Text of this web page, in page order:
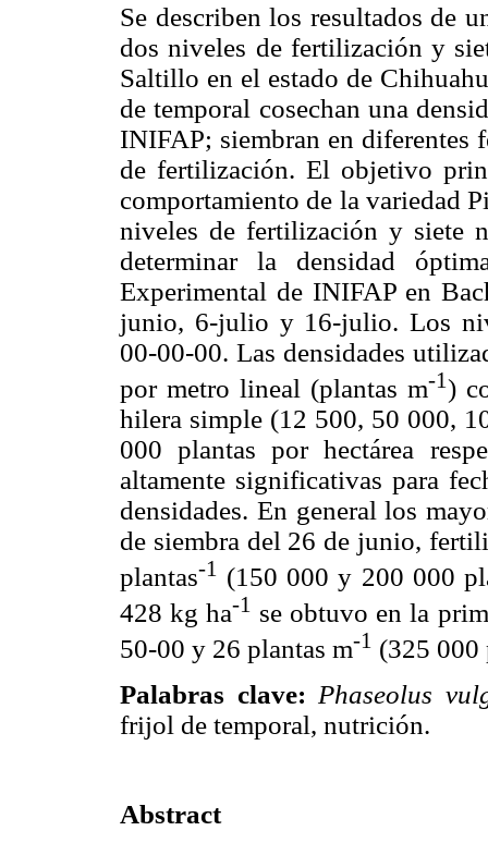
Se describen los resultados de
dos niveles de fertilización y
Saltillo en el estado de
de temporal cosechan una
INIFAP; siembran en diferentes
de fertilización. El objetivo
comportamiento de la variedad
niveles de fertilización y siete
determinar la densidad
Experimental de INIFAP en
junio, 6-julio y 16-julio. Los
00-00-00. Las densidades
por metro lineal (plantas m-1)
hilera simple (12 500, 50 000,
000 plantas por hectárea
altamente significativas para
densidades. En general los
de siembra del 26 de junio,
plantas-1 (150 000 y 200 000
428 kg ha-1 se obtuvo en la
50-00 y 26 plantas m-1 (325 000
Palabras clave: Phaseolus
frijol de temporal, nutrición.
Abstract